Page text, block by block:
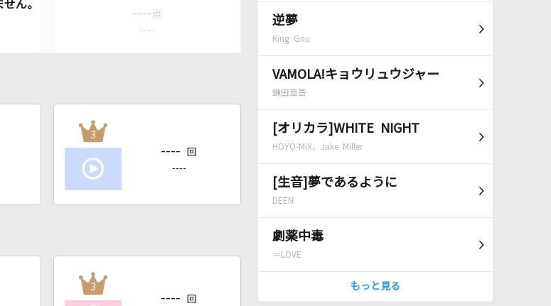
逆夢
King Gnu
VAMOLA!キョウリュウジャー
鎌田章吾
[オリカラ]WHITE NIGHT
HOYO-MiX、Jake Miller
[生音]夢であるように
DEEN
劇薬中毒
＝LOVE
もっと見る
---- 点
----
3
---- 回
----
3
---- 回